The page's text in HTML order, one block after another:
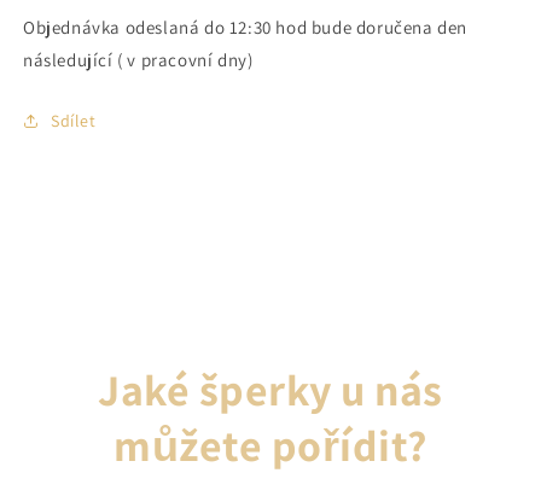
Objednávka odeslaná do 12:30 hod bude doručena den
následující ( v pracovní dny)
Sdílet
Jaké šperky u nás
můžete pořídit?